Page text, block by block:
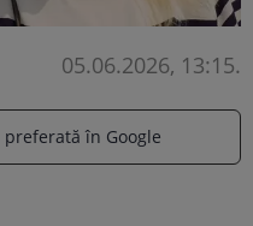
05.06.2026, 13:15.
în Google